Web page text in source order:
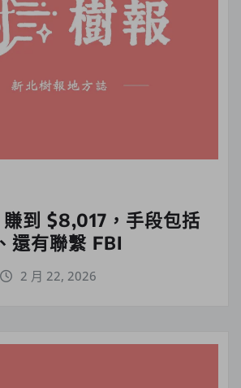
到 $8,017，手段包括
還有聯繫 FBI
2 月 22, 2026